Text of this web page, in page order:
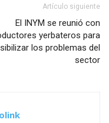
Artículo siguiente
El INYM se reunió con
yerbateros para
los problemas del
sector